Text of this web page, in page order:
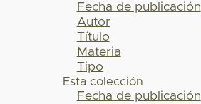
Fecha de publicación
Autor
Título
Materia
Tipo
Esta colección
Fecha de publicación